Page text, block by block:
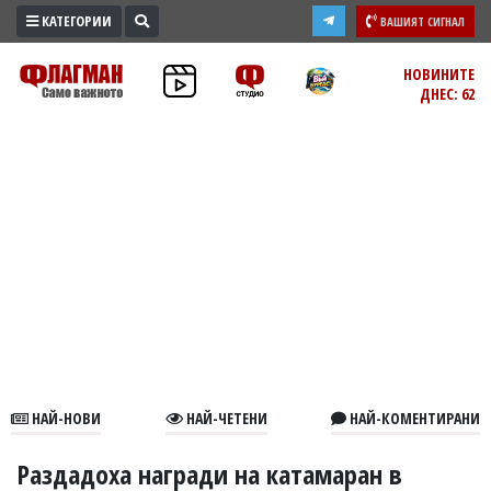
ПРОМО
ЗОНА
В
КАТЕГОРИИ ВАШИЯТ СИГНАЛ
НОВИНИТЕ
ДНЕС: 62
НАЙ-НОВИ НАЙ-ЧЕТЕНИ НАЙ-КОМЕНТИРАНИ
Раздадоха награди на катамаран в